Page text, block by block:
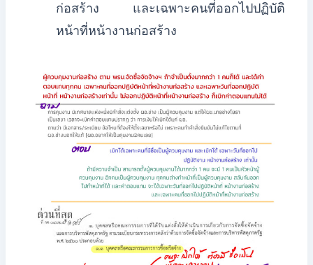
ก่อสร้าง และเฉพาะคนที่ออกไปปฏิบัติ
หน้าที่หน้างานก่อสร้าง​